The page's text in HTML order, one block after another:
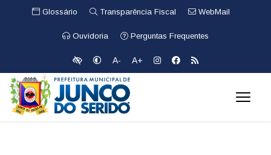
Glossário Transparência Fiscal WebMail
Ouvidoria Perguntas Frequentes
A- A+